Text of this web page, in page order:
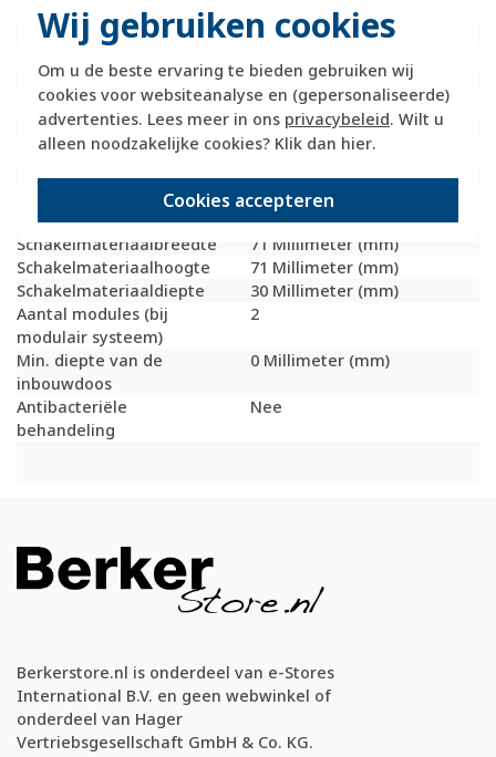
Wij gebruiken cookies
Om u de beste ervaring te bieden gebruiken wij
cookies voor websiteanalyse en (gepersonaliseerde)
advertenties. Lees meer in ons privacybeleid. Wilt u
alleen noodzakelijke cookies? Klik dan hier.
Cookies accepteren
(vergelijkbaar)
Met stofbescherming
Nee
Slagvastheid
IK05
Incl. connectoren
Nee
Draagring
Ja
Transparant
Nee
Uitvoering oppervlakte
Glanzend
beschermingsgraad (IP)
IP20
Schakelmateriaalbreedte
71 Millimeter (mm)
Schakelmateriaalhoogte
71 Millimeter (mm)
Schakelmateriaaldiepte
30 Millimeter (mm)
Aantal modules (bij
modulair systeem)
2
Min. diepte van de
inbouwdoos
0 Millimeter (mm)
Antibacteriële
behandeling
Nee
Berkerstore.nl is onderdeel van e-Stores
International B.V. en geen webwinkel of
onderdeel van Hager
Vertriebsgesellschaft GmbH & Co. KG.